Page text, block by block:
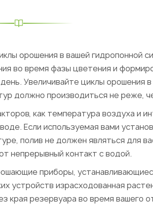
орошения в вашей гидропонной
во время фазы цветения и
Увеличивайте циклы орошения
должно производиться не реже,
как температура воздуха и
Если используемая вами
полив не должен являться для
непрерывный контакт с водой.
приборы,
устройств израсходованная
края резервуара во время вашего